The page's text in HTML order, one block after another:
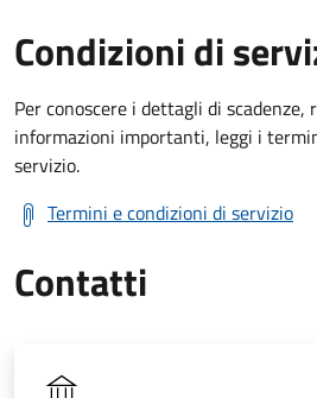
Condizioni di
Per conoscere i dettagli di
informazioni importanti, leggi i
servizio.
Termini e condizioni di servizio
Contatti